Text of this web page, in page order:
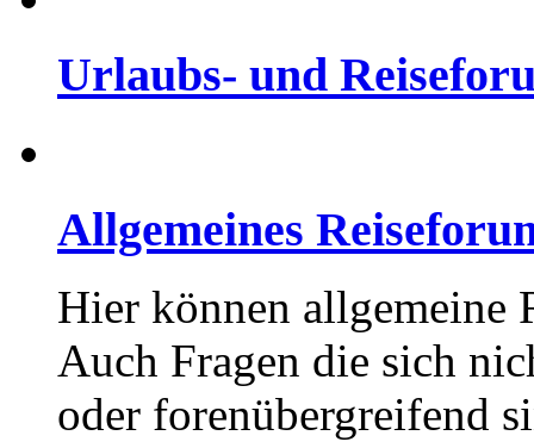
Urlaubs- und
Allgemeines
Hier können allgemeine
Auch Fragen die sich
oder forenübergreifend